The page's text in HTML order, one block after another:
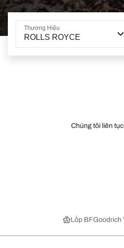
Thương Hiệu
ROLLS ROYCE
Chúng tôi liên
Lốp BFGoodrich